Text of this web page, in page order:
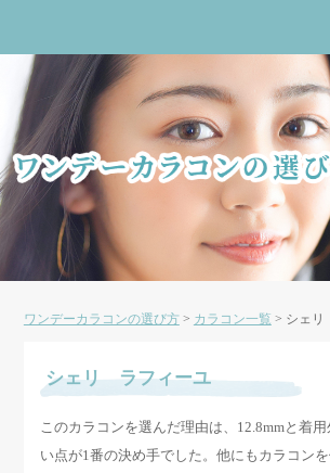
ワンデーカラコンの選び方> カラコン一覧 > シェ
シェリ ラフィーユ
このカラコンを選んだ理由は、12.8mmと着
い点が1番の決め手でした。他にもカラコン